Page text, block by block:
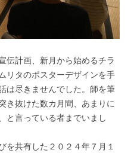
伝計画、新月から始めるチラ
リタのポスターデザインを手
は尽きませんでした。師を筆
き抜けた数カ月間、あまりに
と言っている者までいまし
を共有した２０２４年７月１